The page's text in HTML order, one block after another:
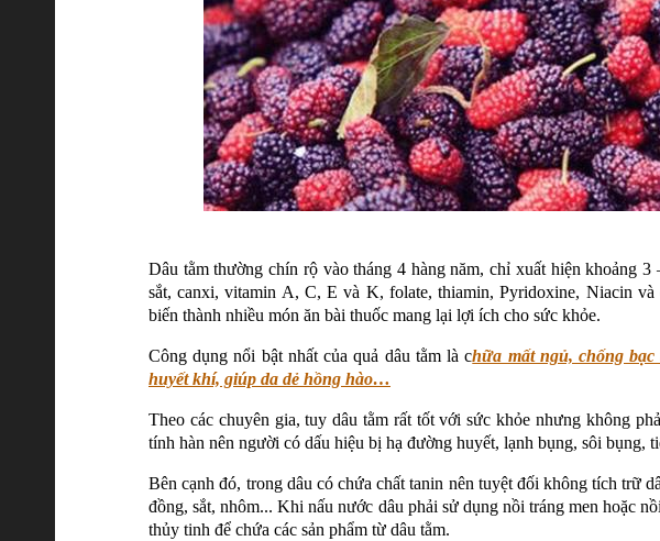
Dâu tằm thường chín rộ vào tháng 4 hàng năm, chỉ xuất hiện khoảng
sắt, canxi, vitamin A, C, E và K, folate, thiamin, Pyridoxine, Niacin
biến thành nhiều món ăn bài thuốc mang lại lợi ích cho sức khỏe.
Công dụng nổi bật nhất của quả dâu tằm là chữa mất ngủ, chống
huyết khí, giúp da dẻ hồng hào…
Theo các chuyên gia, tuy dâu tằm rất tốt với sức khỏe nhưng không
tính hàn nên người có dấu hiệu bị hạ đường huyết, lạnh bụng, sôi bụng,
Bên cạnh đó, trong dâu có chứa chất tanin nên tuyệt đối không tích trữ
đồng, sắt, nhôm... Khi nấu nước dâu phải sử dụng nồi tráng men hoặc
thủy tinh để chứa các sản phẩm từ dâu tằm.